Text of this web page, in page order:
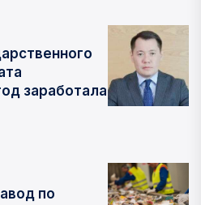
заработала
по